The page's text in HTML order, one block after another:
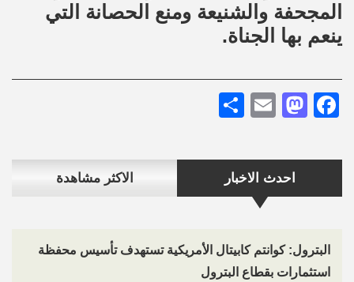
احدث الاخبار الاكثر مشاهدة
البترول: كوانتم كابيتال الأمريكية تستهدف تأسيس محفظة
استثمارات بقطاع البترول
المجحفة والشنيعة ومنع الحصانة التي
ينعم بها الجناة.
Facebook
Mastodon
Email